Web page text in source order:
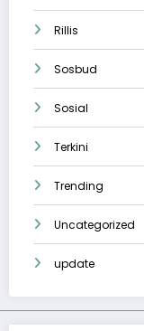
Rillis
Sosbud
Sosial
Terkini
Trending
Uncategorized
update